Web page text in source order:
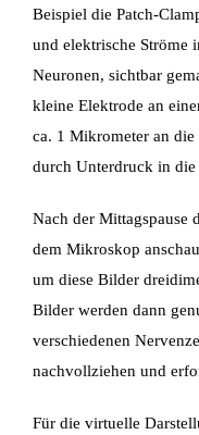
Beispiel die Patch-
und elektrische Ströme
Neuronen, sichtbar
kleine Elektrode an
ca. 1 Mikrometer an die
durch Unterdruck in die
Nach der Mittagspause
dem Mikroskop
um diese Bilder
Bilder werden dann
verschiedenen
nachvollziehen und
Für die virtuelle